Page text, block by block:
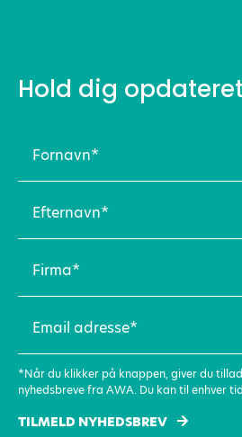
Hold dig opdateret
(Påkrævet)
(Påkrævet)
(Påkrævet)
adresse
(Påkrævet)
*Når du klikker på knappen, giver du
nyhedsbreve fra AWA. Du kan til enhver
TILMELD NYHEDSBREV